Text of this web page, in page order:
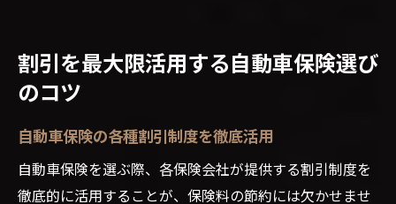
割引を最大限活用する自動車保険選び
のコツ
自動車保険の各種割引制度を徹底活用
自動車保険を選ぶ際、各保険会社が提供する割引制度を
徹底的に活用することが、保険料の節約には欠かせませ